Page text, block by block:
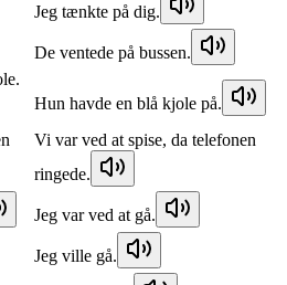
Jeg tænkte på dig.
De ventede på bussen.
Hun havde en blå kjole på.
Vi var ved at spise, da telefonen
ringede.
Jeg var ved at gå.
Jeg ville gå.